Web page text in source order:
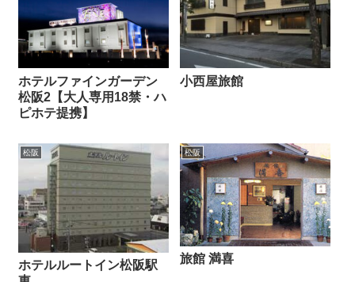
ホテルファインガーデン
松阪2【大人専用18禁・ハ
ピホテ提携】
小西屋旅館
松阪
ホテルルートイン松阪駅
松阪
旅館 満喜